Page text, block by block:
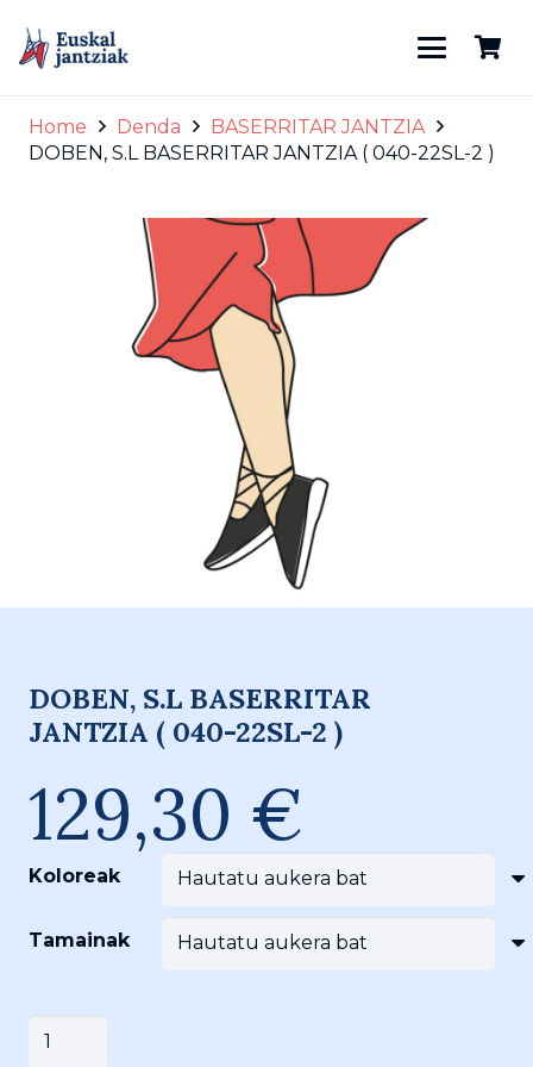
Home Denda
BASERRITAR JANTZIA
DOBEN, S.L BASERRITAR JANTZIA ( 040-22SL-2 )
DOBEN, S.L BASERRITAR
JANTZIA ( 040-22SL-2 )
129,30 €
Koloreak
Tamainak